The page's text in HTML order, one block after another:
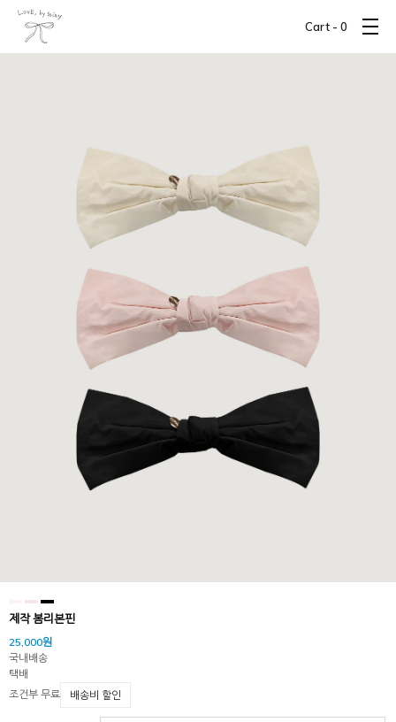
Cart - 0
제작 봄리본핀
25,000원
국내배송
택배
조건부 무료
배송비 할인